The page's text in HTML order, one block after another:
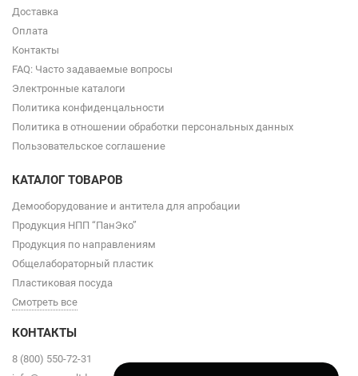
Доставка
Оплата
Контакты
FAQ: Часто задаваемые вопросы
Электронные каталоги
Политика конфиденцальности
Политика в отношении обработки персональных данных
Пользовательское соглашение
КАТАЛОГ ТОВАРОВ
Демооборудование и антитела для апробации
Продукция НПП “ПанЭко”
Продукция по направлениям
Общелабораторный пластик
Пластиковая посуда
Смотреть все
КОНТАКТЫ
8 (800) 550-72-31